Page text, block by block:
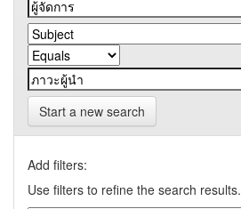
Start a new search
Add filters:
Use filters to refine the search results.